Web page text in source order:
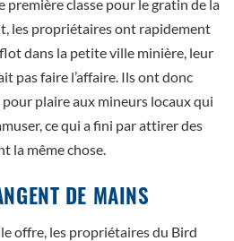
classe pour le gratin de la
les propriétaires ont rapidement
dans la petite ville minière, leur
pas faire l’affaire. Ils ont donc
plaire aux mineurs locaux qui
ce qui a fini par attirer des
la même chose.
DE MAINS
offre, les propriétaires du Bird